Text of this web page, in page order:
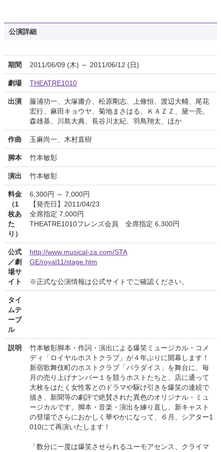
公演詳細
期間 2011/06/09 (木) ～ 2011/06/12 (日)
劇場 THEATRE1010
出演
藤浦功一、大塚庸介、松原剛志、上條恒、渡辺大輔、尾花
宏行、麻田キョウヤ、菊地まさはる、ＫＡＺＺ、黛一亮、
森雄基、川島大典、長谷川太紀、羽鳥翔太、ほか
作曲 玉麻尚一、木村直樹
脚本 竹本敏彰
演出 竹本敏彰
料金
（1
枚あ
た
り）
6,300円 ～ 7,000円
【発売日】2011/04/23
全席指定 7,000円
THEATRE1010フレンズ会員 全席指定 6,300円
公式
／劇
場サ
イト
http://www.musical-za.com/STA
GE/royal11/stage.htm
※正式な公演情報は公式サイトでご確認ください。
タイ
ムテ
ーブ
ル
説明
竹本敏彰脚本・作詞・演出による爆笑ミュージカル・コメ
ディ「ロイヤルホストクラブ」が４年ぶりに開幕します！
新宿歌舞伎町のホストクラブ「パラダイス」を舞台に、毎
月の売り上げナンバー１を競うホストたちと、店に通って
大枚をはたく女性客とのドラマや駆け引きを爆笑の連続で
描き、新聞等の劇評で絶賛された異色のオリジナル・ミュ
ージカルです。脚本・音楽・演出を練り直し、新キャスト
の登場でさらにおかしく華やかになって、６月、シアター1
010にて再演いたします！
「数分に一度は爆笑させられるユーモアセンス、クライマ